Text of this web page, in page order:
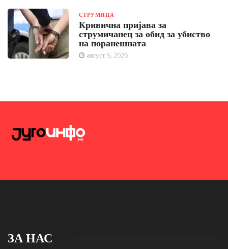
СТРУМИЦА
Кривична пријава за
струмичанец за обид за убиство
на поранешната
август 5, 2026
ЗА НАС